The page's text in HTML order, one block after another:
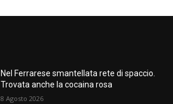
Nel Ferrarese smantellata rete di spaccio.
Trovata anche la cocaina rosa
8 Agosto 2026